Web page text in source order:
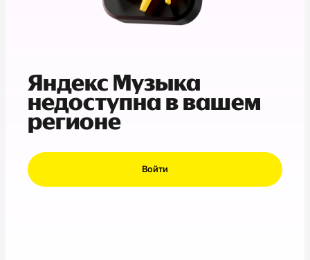
Яндекс Музыка
недоступна в вашем
регионе
Войти